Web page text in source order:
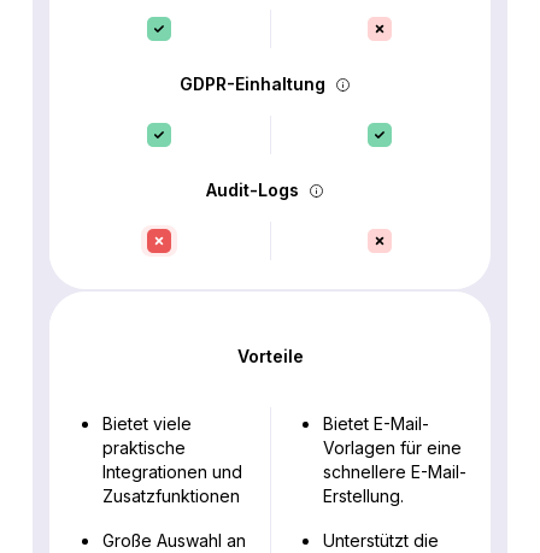
GDPR-Einhaltung
Audit-Logs
Vorteile
Bietet viele
praktische
Integrationen und
Zusatzfunktionen
Große Auswahl an
Bietet E-Mail-
Vorlagen für eine
schnellere E-Mail-
Erstellung.
Unterstützt die